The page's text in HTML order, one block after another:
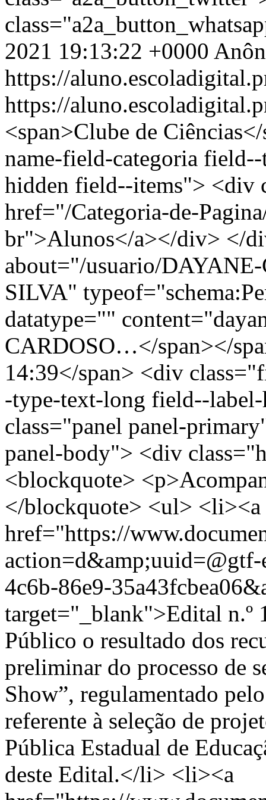
2021 19:13:22 +0000
https://
https://
<span>Clube de Ciências</span> <div class="field field--name-field-categoria field--type-entity-reference field--label-hidden field--items"> <div class="field--item"><a href="/Categoria-de-Pagina/Alunos" hreflang="pt-br">Alunos</a></div> </div> <span><span lang="" about="/usuario/DAYANE-CARDOSO-MENDES-DA-SILVA" typeof="schema:Person" property="schema:name" datatype="" content="dayanecardoso">DAYANE CARDOSO…</span></span> <span>qua, 10/11/2021 - 14:39</span> <div class="field field--name-field-texto field--type-text-long field--label-hidden field--item"><div class="panel panel-primary"> <div class="box-content panel-body"> <div class="hover-sombra"> </div> <p> </p> <blockquote> <p>Acompanhe as fases do processo:</p> </blockquote> <ul> <li><a href="https://www.documentador.pr.gov.br/documentador/pub.do?action=d&amp;uuid=@gtf-escriba-seed@1f2df48f-db04-4c6b-86e9-35a43fcbea06&amp;emPg=true" target="_blank">Edital n.º 133/2025 - GS/Seed</a> - Tornar Público o resultado dos recursos contra o resultado preliminar do processo de seleção interno “Meu Clube é Show”, regulamentado pelo Edital n.º 112/2025 – GS/SEED, referente à seleção de projetos dos clubes de ciência da Rede Pública Estadual de Educação do Paraná, conforme Anexo I deste Edital.</li> <li><a href="https://www.documentador.pr.gov.br/documentador/pub.do?action=d&amp;uuid=@gtf-escriba-seed@326b92b0-b24f-42dd-972c-430eb3344943&amp;emPg=true" target="_blank">Edital n.º 124/2025 - GS/Seed</a> - Tornar público o resultado final das inscrições homologadas para o processo de seleção interno “Meu Clube é Show”, regulamentado pelo Edital n.º 112/2025 – GS/Seed, referente à seleção de projetos dos clubes de ciência da rede pública estadual de educação do Paraná, conforme Anexo deste Edital.</li> <li><a href="https://www.documentador.pr.gov.br/documentador/pub.do?action=d&amp;uuid=@gtf-escriba-seed@e22c5a8a-08b0-437b-bc91-0550b8a9a7a5&amp;emPg=true" target="_blank">Edital n.º 123/2025 - GS/Seed</a> - Tornar público o resultado preliminar da Seleção dos Trabalhos para o processo de seleção interno “Meu Clube é Show”. Do resultado divulgado neste Edital cabe a interposição de recurso, no prazo previsto no subitem 6.1 do Edital n.º 112/2025 - GS/Seed.</li> <li><a href="https://www.documentador.pr.gov.br/documentador/pub.do?action=d&amp;uuid=@gtf-escriba-seed@1a6f1c8e-df0e-4501-9613-a0b8f41604c1&amp;emPg=true" target="_blank">Edital n.º 120/2025 - GS/Seed</a> - Tornar público o resultado preliminar com a lista de inscrições homologadas para o processo de seleção interno “Meu Clube é Show”. O período para interposição de recurso contra o resultado preliminar de homologação das inscrições é de 28 a 29 de outubro de 2025.</li> <li>Edital n.º 112/2025 - GS/Seed - <a href="https://www.documentador.pr.gov.br/documentador/pub.do?action=d&amp;uuid=@gtf-escriba-seed@f3d57d59-9dac-40b8-9422-fb8aefeb2d46&amp;emPg=true" target="_blank"><strong>Retificar </strong>o subitem “6.1” do item “6” do Cronograma”</a>.</li> <li><a href="https://www.documentador.pr.gov.br/documentador/pub.do?action=d&amp;uuid=@gtf-escriba-seed@cd4b2fdf-d7c1-4c27-ba26-ac86c5e647ab&amp;emPg=true" target="_blank">Edital n.º 112/2025 - GS/Seed</a> - Tornar público o presente Edital, que regulamenta o processo de seleção interno “Meu Clube é Show”, para a submissão de projetos dos clubes de ciência da rede pública estadual de educação do Paraná.</li> </ul> </div> </div> <p> </p> <p> </p> <div class="btgrid"> <div class="row row-1"> <div class="col col-md-6"> <div class="content"> <p> </p> <p> </p> <blockquote> <p>Assista ao vídeo e perceba como o <strong>Clube de Ciências</strong> tem contribuído para conscientizar a sociedade de que a ciência e a igualdade de gênero precisam estar juntas.</p> </blockquote> <p> </p> </div> </div> <div class="col col-md-2 col-md-offset-2"> <div class="content"> <p class="text-align-center"><iframe allowfullscreen="" frameborder="0" height="300" src="https://www.youtube.com/embed/2QANNIJU_zQ?si=s0obgHaBvPsIXiLG" width="169"></iframe></p> </div> </div> </div> </div> <p class="text-align-center"> </p> <p class="alert-box-celepar bg-cinza-azul-escuro text-align-center"><strong><span data-font-size="150%" style="font-size:150%">FICOU INTERESSADO(A)? SAIBA MAIS SOBRE O CLUBE DE CIÊNCIAS NO PARANÁ</span></strong></p> <p> </p> <div class="btgrid"> <div class="row row-1"> <div class="col col-md-3"> <div class="content"> </div> </div> <div class="col col-md-8">